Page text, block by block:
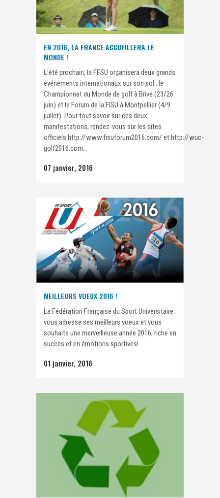
EN 2016, LA FRANCE ACCUEILLERA LE
MONDE !
L'été prochain, la FFSU organisera deux grands
événements internationaux sur son sol : le
Championnat du Monde de golf à Brive (23/26
juin) et le Forum de la FISU à Montpellier (4/9
juillet). Pour tout savoir sur ces deux
manifestations, rendez-vous sur les sites
officiels http://www.fisuforum2016.com/ et http://wuc-
golf2016.com...
07 janvier, 2016
MEILLEURS VOEUX 2016 !
La Fédération Française du Sport Universitaire
vous adresse ses meilleurs voeux et vous
souhaite une merveilleuse année 2016, riche en
succès et en émotions sportives! ...
01 janvier, 2016